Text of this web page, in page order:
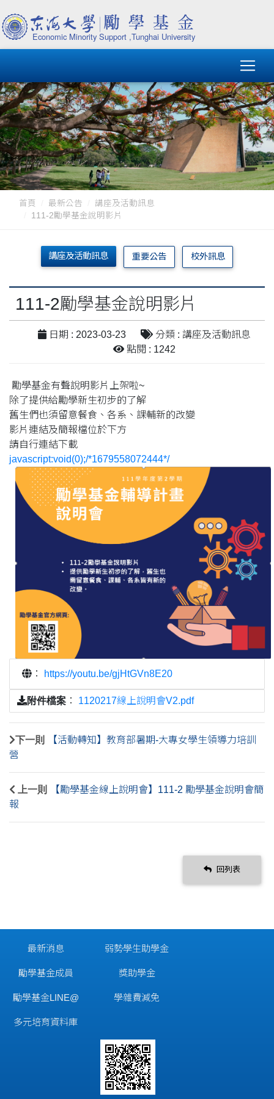
首頁 最新公告
講座及活動訊息
111-2勵學基金說明影片
講座及活動訊息 重要公告 校外訊息
111-2勵學基金說明影片
日期 : 2023-03-23
分類 : 講座及活動訊息
點閱 : 1242
勵學基金有聲說明影片上架啦~
除了提供給勵學新生初步的了解
舊生們也須留意餐食、各系、課輔新的改變
影片連結及簡報檔位於下方
請自行連結下載
javascript:void(0);/*1679558072444*/
： https://youtu.be/gjHtGVn8E20
附件檔案 ： 1120217線上說明會V2.pdf
下一則
【活動轉知】教育部暑期-大專女學生領導力培訓
營
上一則
【勵學基金線上說明會】111-2 勵學基金說明會簡
報
回列表
最新消息
勵學基金成員
勵學基金LINE@
多元培育資料庫
弱勢學生助學金
獎助學金
學雜費減免